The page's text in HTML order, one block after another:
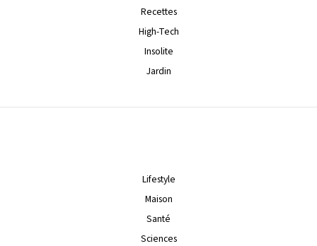
Recettes
High-Tech
Insolite
Jardin
Lifestyle
Maison
Santé
Sciences